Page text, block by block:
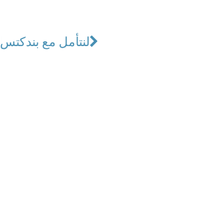
لنتأمل مع بندكتس